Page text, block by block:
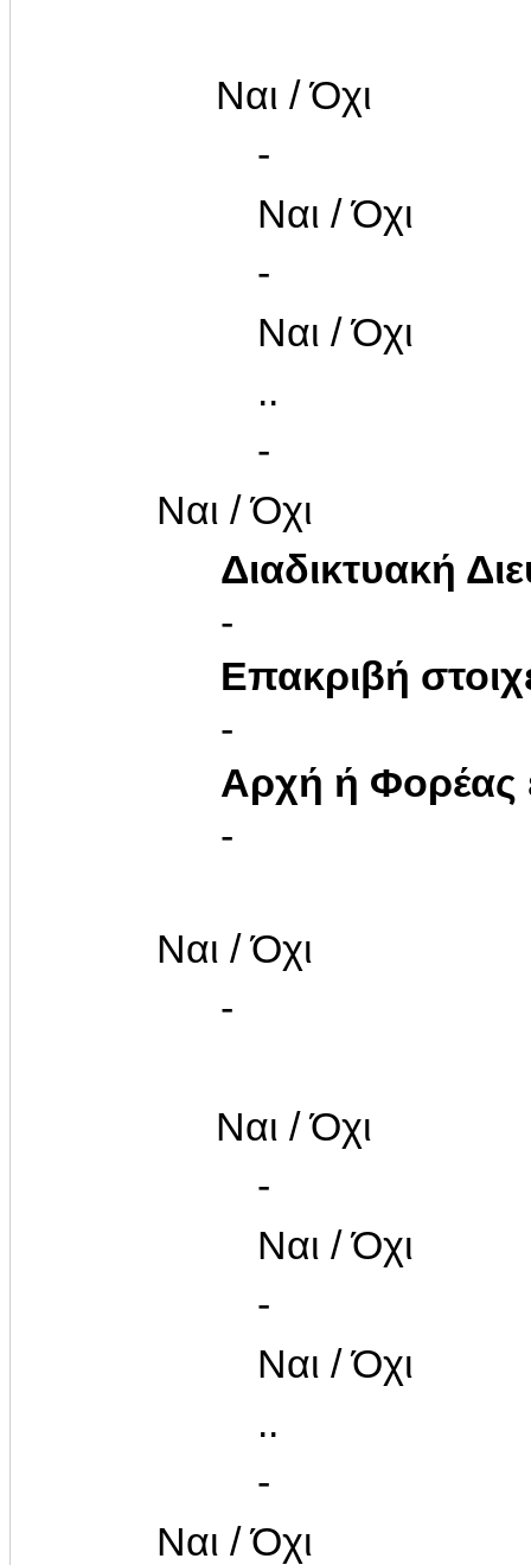
Ναι / Όχι
-
Ναι / Όχι
-
Ναι / Όχι
..
-
Ναι / Όχι
Διαδικτυακή
-
Επακριβή
-
Αρχή ή Φορέας
-
Ναι / Όχι
-
Ναι / Όχι
-
Ναι / Όχι
-
Ναι / Όχι
..
-
Ναι / Όχι